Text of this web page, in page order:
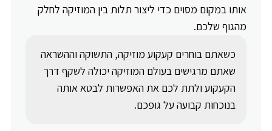
אותו במקום מסוים כדי ליצור תלות בין המוזיקה לחלק
מהגוף שלכם.
כשאתם בוחרים קעקוע מוזיקה, התשוקה וההשראה
שאתם מרגישים בעולם המוזיקה יכולה לשקף דרך
הקעקוע ולתת לכם את האפשרות לבטא אותה
בנוכחות קבועה על גופכם.